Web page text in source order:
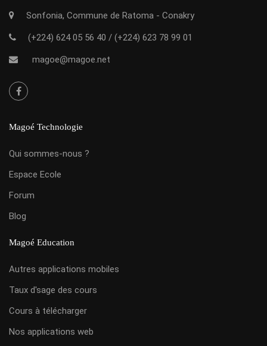
Sonfonia, Commune de Ratoma - Conakry
(+224) 624 05 56 40 / (+224) 623 78 99 01
magoe@magoe.net
Magoé Technologie
Qui sommes-nous ?
Espace Ecole
Forum
Blog
Magoé Education
Autres applications mobiles
Taux d'sage des cours
Cours à télécharger
Nos applications web